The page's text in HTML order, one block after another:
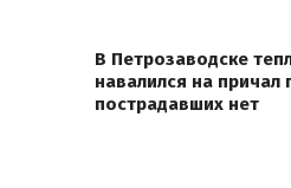
В Петрозаводске
навалился на
пострадавших нет